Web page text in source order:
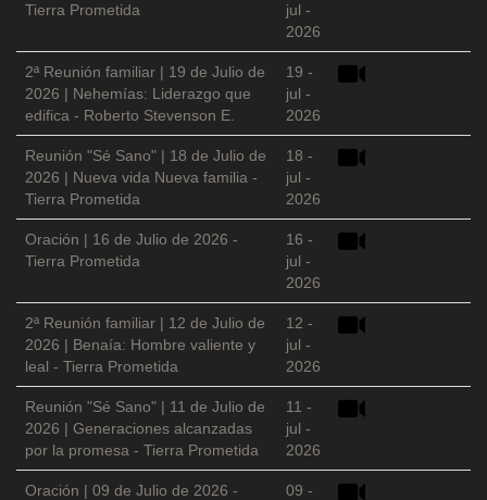
Tierra Prometida
jul -
2026
2ª Reunión familiar | 19 de Julio de
2026 | Nehemías: Liderazgo que
edifica - Roberto Stevenson E.
19 -
jul -
2026
Reunión "Sé Sano" | 18 de Julio de
2026 | Nueva vida Nueva familia -
Tierra Prometida
18 -
jul -
2026
Oración | 16 de Julio de 2026 -
Tierra Prometida
16 -
jul -
2026
2ª Reunión familiar | 12 de Julio de
2026 | Benaía: Hombre valiente y
leal - Tierra Prometida
12 -
jul -
2026
Reunión "Sé Sano" | 11 de Julio de
2026 | Generaciones alcanzadas
por la promesa - Tierra Prometida
11 -
jul -
2026
Oración | 09 de Julio de 2026 -
09 -